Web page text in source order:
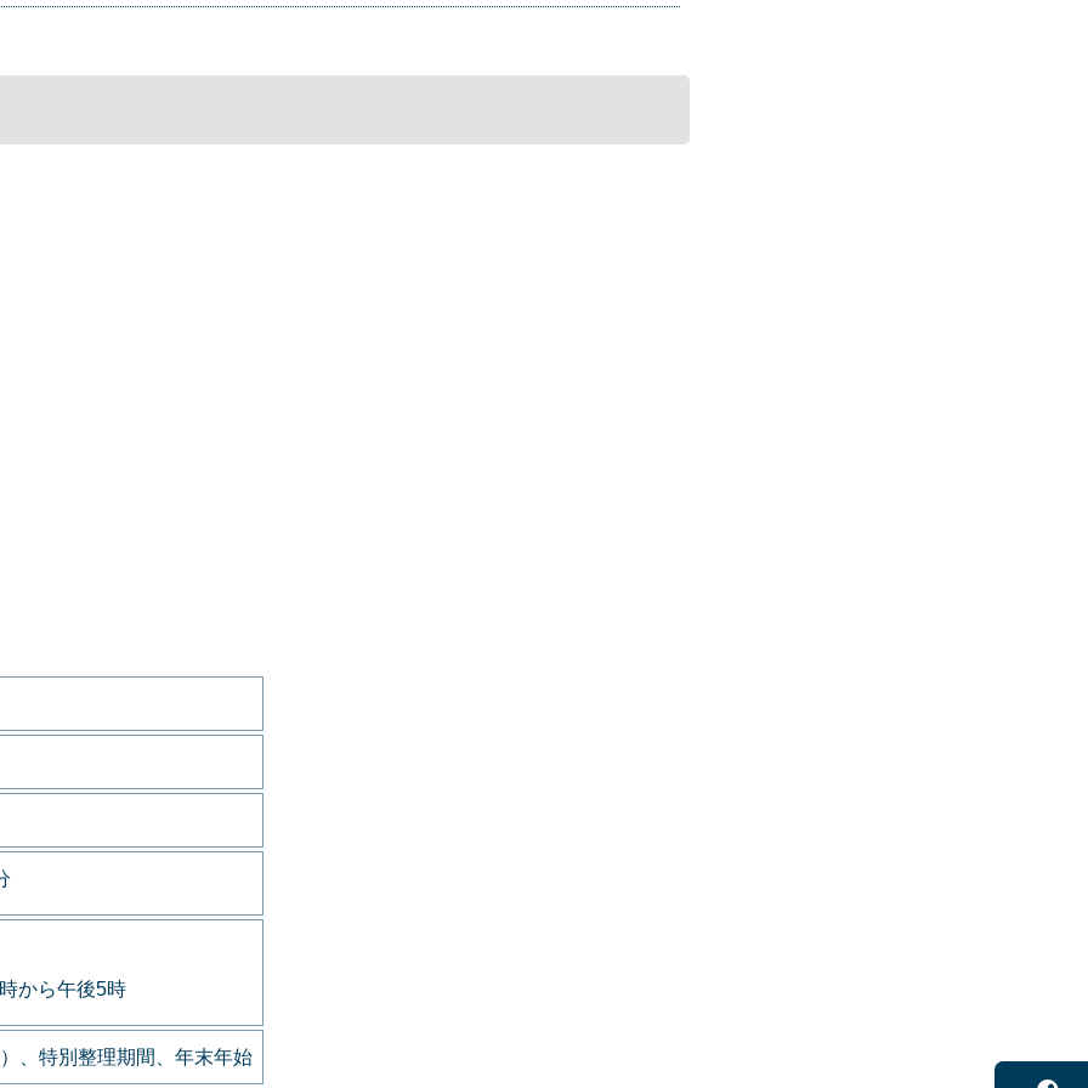
から午後5時
、特別整理期間、年末年始